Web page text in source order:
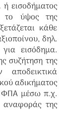
εισοδήματος
το ύψος της
κάθε
δηλ.
εισόδημα.
συζήτηση της
αδικήματος
ΦΠΑ μέσω π.χ.
αναφοράς της